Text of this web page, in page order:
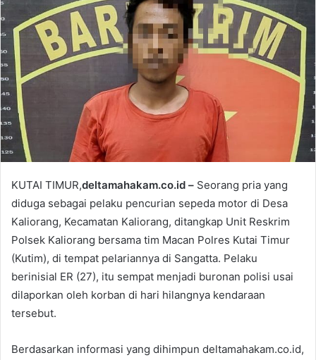
m
a
i
l
KUTAI TIMUR,deltamahakam.co.id – Seorang pria yang
diduga sebagai pelaku pencurian sepeda motor di Desa
Kaliorang, Kecamatan Kaliorang, ditangkap Unit Reskrim
Polsek Kaliorang bersama tim Macan Polres Kutai Timur
(Kutim), di tempat pelariannya di Sangatta. Pelaku
berinisial ER (27), itu sempat menjadi buronan polisi usai
dilaporkan oleh korban di hari hilangnya kendaraan
tersebut.
Berdasarkan informasi yang dihimpun deltamahakam.co.id,